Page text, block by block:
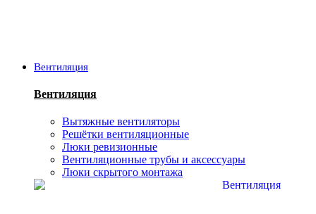
Вентиляция
Вентиляция
Вытяжные вентиляторы
Решётки вентиляционные
Люки ревизионные
Вентиляционные трубы и аксессуары
Люки скрытого монтажа